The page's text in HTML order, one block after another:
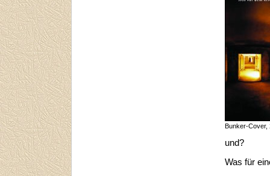
Bunker-Cover,
und?
Was für